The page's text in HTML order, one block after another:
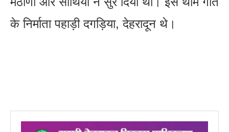
के निर्माता पहाड़ी दगड़िया, देहरादून थे।